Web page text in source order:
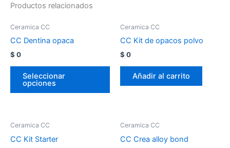
Productos relacionados
Ceramica CC
CC Dentina opaca
$ 0
Seleccionar
opciones
Ceramica CC
CC Kit de opacos polvo
$ 0
Añadir al carrito
Ceramica CC
CC Kit Starter
Ceramica CC
CC Crea alloy bond